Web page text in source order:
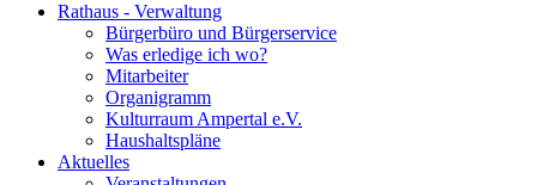
Rathaus - Verwaltung
Bürgerbüro und Bürgerservice
Was erledige ich wo?
Mitarbeiter
Organigramm
Kulturraum Ampertal e.V.
Haushaltspläne
Aktuelles